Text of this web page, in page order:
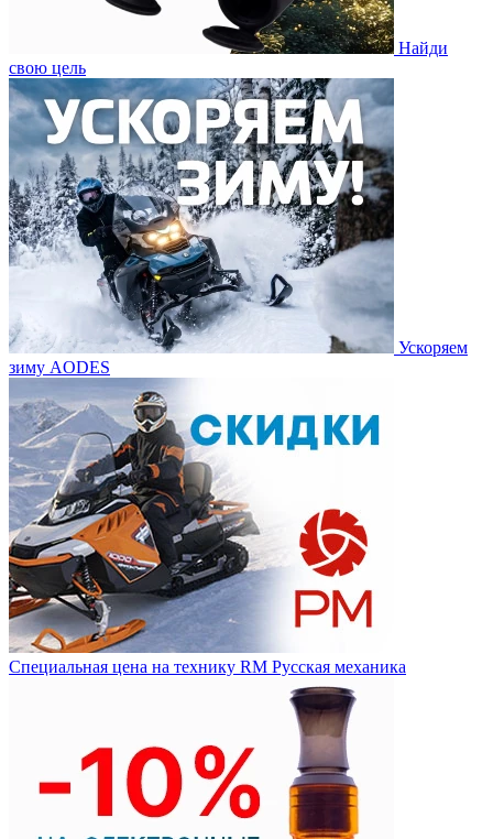
Найди
свою цель
Ускоряем
зиму AODES
Специальная цена на технику RM Русская механика